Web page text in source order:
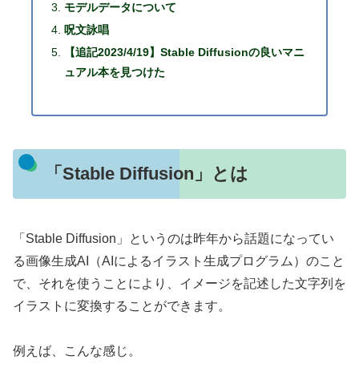
モデルデータについて
呪文詠唱
【追記2023/4/19】Stable Diffusionの良いマニ
ュアル本を見つけた
「Stable Diffusion」とは
「Stable Diffusion」というのは昨年から話題になってい
る画像生成AI（AIによるイラスト生成プログラム）のこと
で、それを使うことにより、イメージを記述した文字列を
イラストに変換することができます。
例えば、こんな感じ。